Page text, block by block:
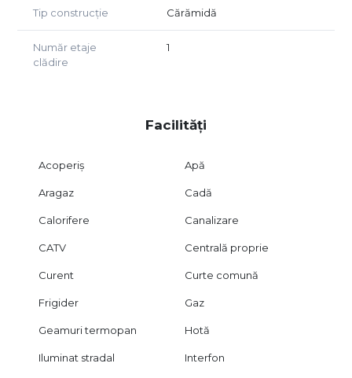
Tip construcție Cărămidă
Număr etaje
clădire
1
Facilități
Acoperiș Apă
Aragaz Cadă
Calorifere Canalizare
CATV Centrală proprie
Curent Curte comună
Frigider Gaz
Geamuri termopan Hotă
Iluminat stradal Interfon